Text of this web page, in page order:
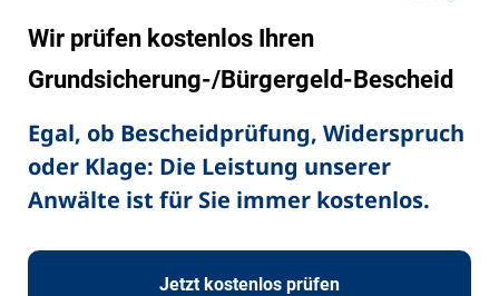
Wir prüfen kostenlos Ihren
Grundsicherung-/Bürgergeld-Bescheid
Egal, ob Bescheidprüfung, Widerspruch
oder Klage: Die Leistung unserer
Anwälte ist für Sie immer kostenlos.
Jetzt kostenlos prüfen